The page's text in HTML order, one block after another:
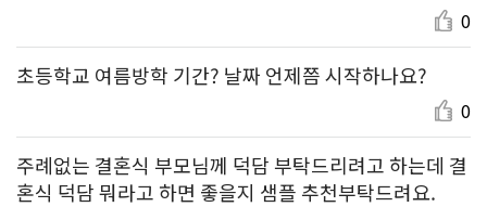
0
초등학교 여름방학 기간? 날짜 언제쯤 시작하나요?
0
주례없는 결혼식 부모님께 덕담 부탁드리려고 하는데 결
혼식 덕담 뭐라고 하면 좋을지 샘플 추천부탁드려요.